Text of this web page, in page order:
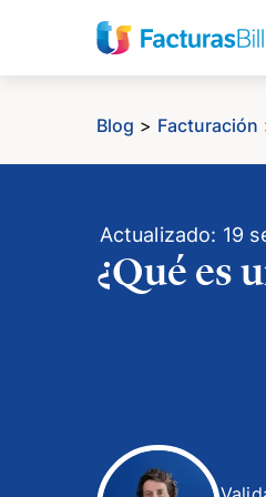
Blog > Facturación
Actualizado: 19
¿Qué es